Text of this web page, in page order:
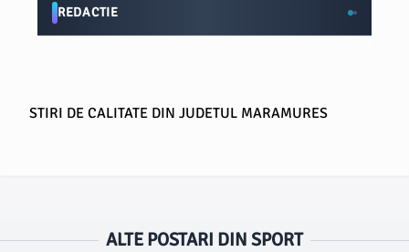
REDACTIE
STIRI DE CALITATE DIN JUDETUL MARAMURES
ALTE POSTARI DIN SPORT